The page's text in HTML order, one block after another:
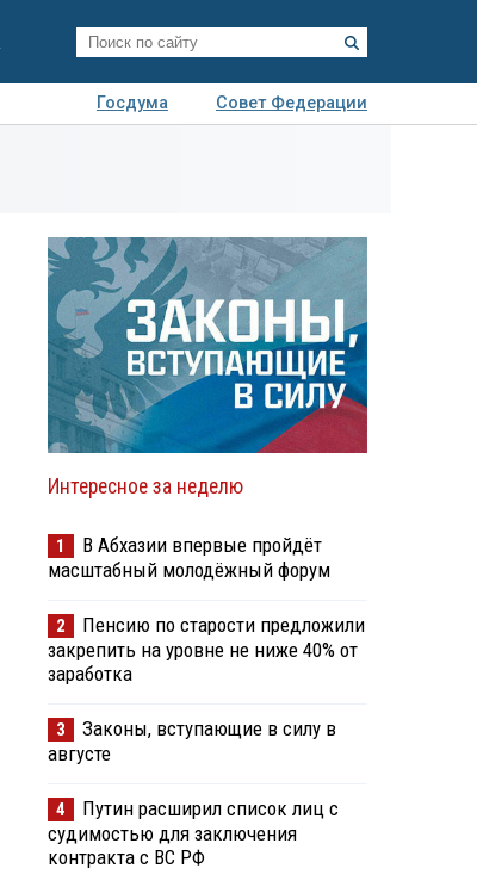
Госдума
Совет Федерации
Интересное за неделю
1
В Абхазии впервые пройдёт
масштабный молодёжный форум
2
Пенсию по старости предложили
закрепить на уровне не ниже 40% от
заработка
3
Законы, вступающие в силу в
августе
4
Путин расширил список лиц с
судимостью для заключения
контракта с ВС РФ